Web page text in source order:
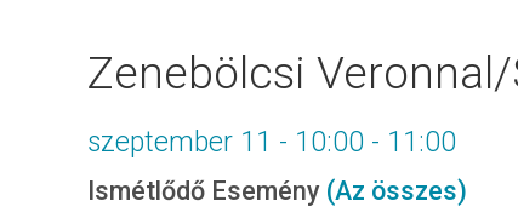
Zenebölcsi
szeptember 11 - 10:00 - 11:00
Ismétlődő Esemény (Az összes)